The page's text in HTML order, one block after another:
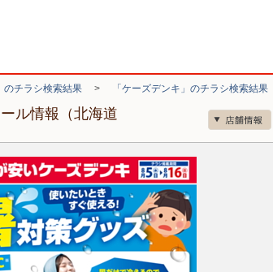
のチラシ検索結果 > 「ケーズデンキ」のチラシ検索結果
ル情報（北海道